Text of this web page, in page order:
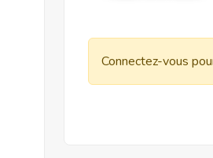
Connectez-vous